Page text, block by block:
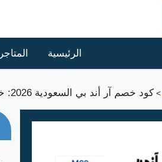
الرئيسية المتاجر
> كود خصم آر أند بي السعودية 2026: خصم إضافي 15%